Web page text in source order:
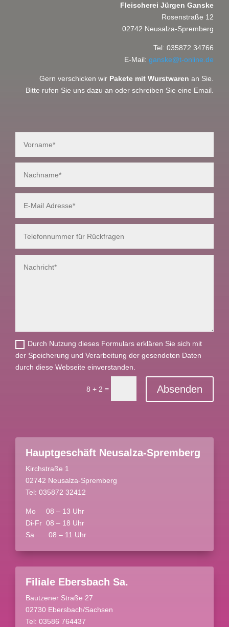
Fleischerei Jürgen Ganske
Rosenstraße 12
02742 Neusalza-Spremberg
Tel: 035872 34766
E-Mail: ganske@t-online.de
Gern verschicken wir Pakete mit Wurstwaren an Sie.
Bitte rufen Sie uns dazu an oder schreiben Sie eine Email.
Durch Nutzung dieses Formulars erklären Sie sich mit
der Speicherung und Verarbeitung der gesendeten Daten
durch diese Webseite einverstanden.
8 + 2 = Absenden
Hauptgeschäft Neusalza-Spremberg
Kirchstraße 1
02742 Neusalza-Spremberg
Tel: 035872 32412
Mo 08 – 13 Uhr
Di-Fr 08 – 18 Uhr
Sa 08 – 11 Uhr
Filiale Ebersbach Sa.
Bautzener Straße 27
02730 Ebersbach/Sachsen
Tel: 03586 764437